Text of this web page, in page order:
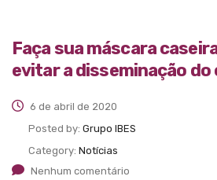
Faça sua máscara
evitar a disseminação
6 de abril de 2020
Posted by: Grupo IBES
Category: Notícias
Nenhum comentário